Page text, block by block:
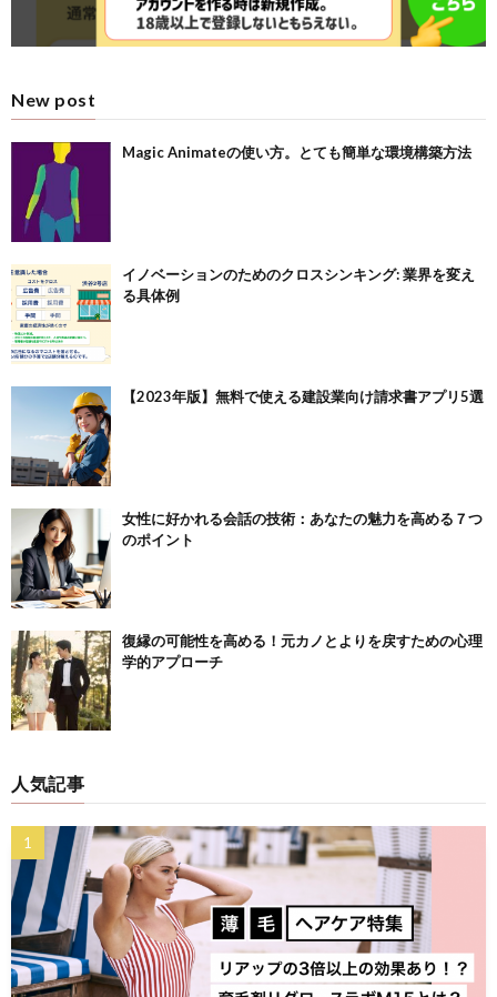
New post
Magic Animateの使い方。とても簡単な環境構築方法
イノベーションのためのクロスシンキング: 業界を変え
る具体例
【2023年版】無料で使える建設業向け請求書アプリ5選
女性に好かれる会話の技術：あなたの魅力を高める７つ
のポイント
復縁の可能性を高める！元カノとよりを戻すための心理
学的アプローチ
人気記事